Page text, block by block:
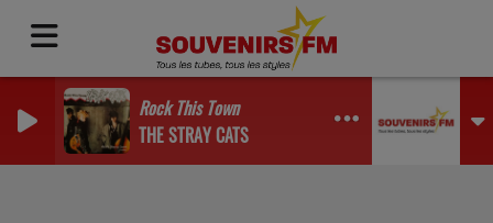
Rock This Town
THE STRAY CATS